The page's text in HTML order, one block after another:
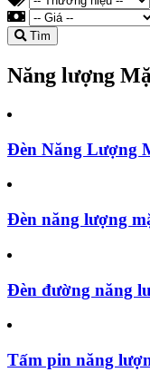
Tìm
Năng lượng
Đèn Năng Lượng
Đèn năng lượng
Đèn đường năng
Tấm pin năng